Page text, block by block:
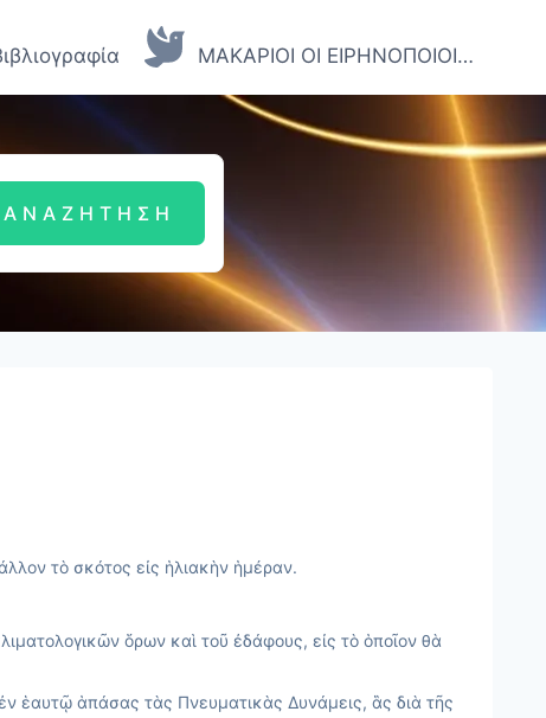
ΜΑΚΑΡΙΟΙ ΟΙ ΕΙΡΗΝΟΠΟΙΟΙ…
τὸ σκότος εἰς ἡλιακὴν ἡμέραν.
ὅρων καὶ τοῦ ἐδάφους, εἰς τὸ ὁποῖον θὰ
ἑαυτῷ ἁπάσας τὰς Πνευματικὰς Δυνάμεις, ἃς διὰ τῆς